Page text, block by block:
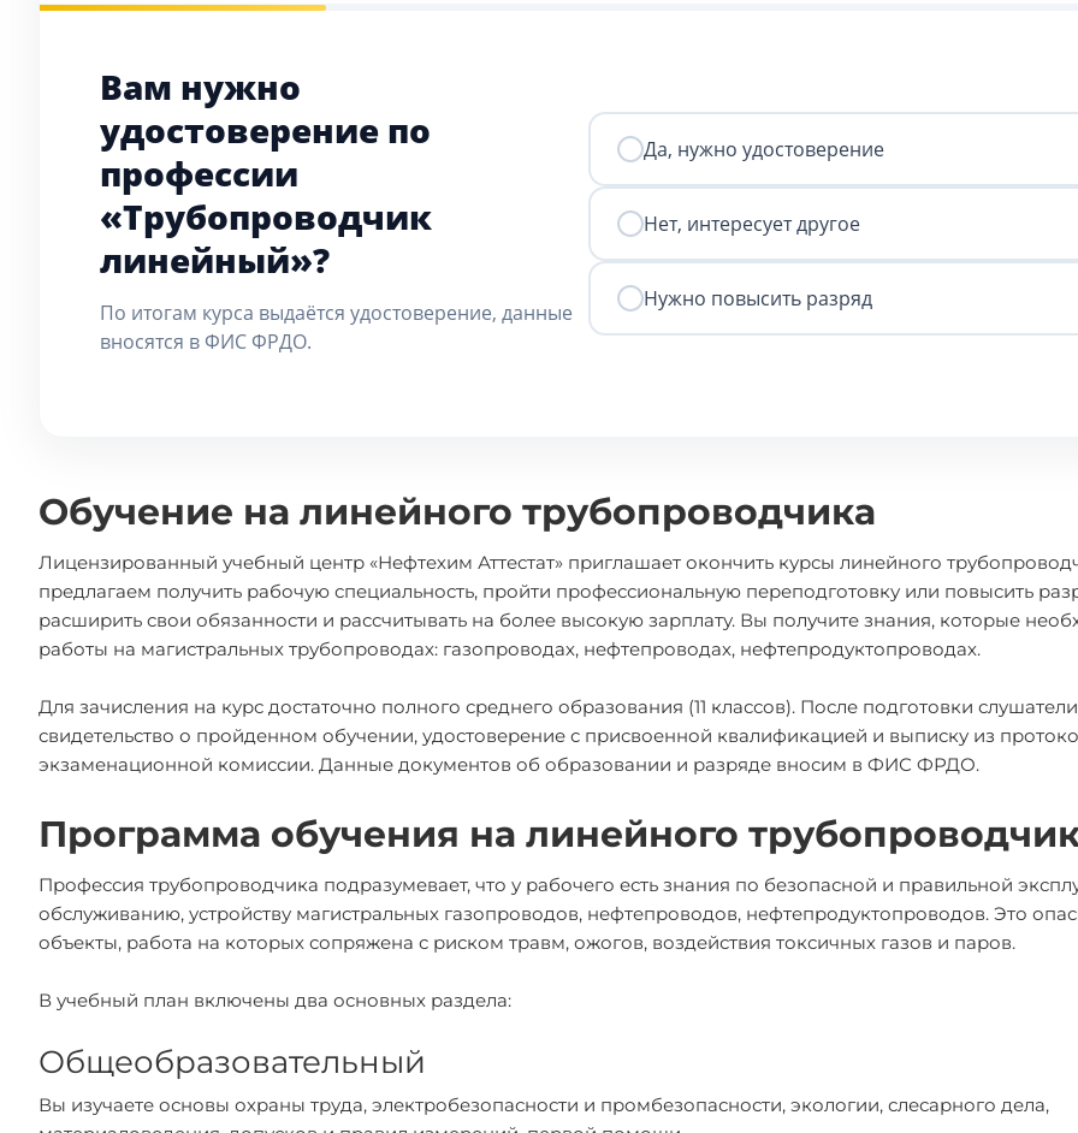
Вам нужно
удостоверение по
профессии
«Трубопроводчик
линейный»?
По итогам курса выдаётся удостоверение, данные
вносятся в ФИС ФРДО.
Да, нужно удостоверение
Нет, интересует другое
Нужно повысить разряд
Обучение на линейного трубопроводчика
Лицензированный учебный центр «Нефтехим Аттестат» приглашает окончить курсы линейного
предлагаем получить рабочую специальность, пройти профессиональную переподготовку или повысить
расширить свои обязанности и рассчитывать на более высокую зарплату. Вы получите знания, которые
работы на магистральных трубопроводах: газопроводах, нефтепроводах, нефтепродуктопроводах.
Для зачисления на курс достаточно полного среднего образования (11 классов). После подготовки
свидетельство о пройденном обучении, удостоверение с присвоенной квалификацией и выписку из
экзаменационной комиссии. Данные документов об образовании и разряде вносим в ФИС ФРДО.
Программа обучения на линейного
Профессия трубопроводчика подразумевает, что у рабочего есть знания по безопасной и правильной
обслуживанию, устройству магистральных газопроводов, нефтепроводов, нефтепродуктопроводов. Это
объекты, работа на которых сопряжена с риском травм, ожогов, воздействия токсичных газов и паров.
В учебный план включены два основных раздела:
Общеобразовательный
Вы изучаете основы охраны труда, электробезопасности и промбезопасности, экологии, слесарного дела,